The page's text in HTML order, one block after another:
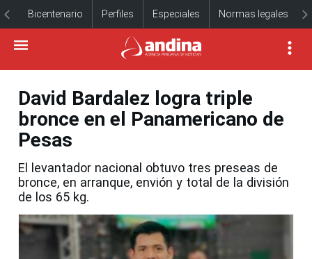
Bicentenario Perfiles Especiales Normas legales
David Bardalez logra triple
bronce en el Panamericano de
Pesas
El levantador nacional obtuvo tres preseas de
bronce, en arranque, envión y total de la división
de los 65 kg.